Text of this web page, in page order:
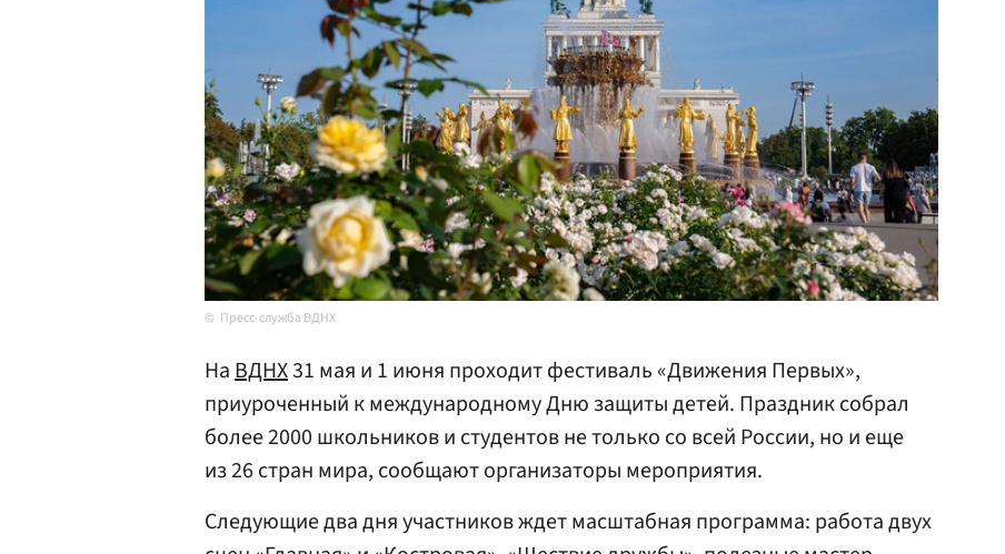
Пресс-служба ВДНХ
НаВДНХ31 мая и 1 июня проходит фестиваль «Движения Первых»,
приуроченный к международному Дню защиты детей. Праздник собрал
более 2000 школьников и студентов не только со всей России, но и еще
из 26 стран мира, сообщают организаторы мероприятия.
Следующие два дня участников ждет масштабная программа: работа двух